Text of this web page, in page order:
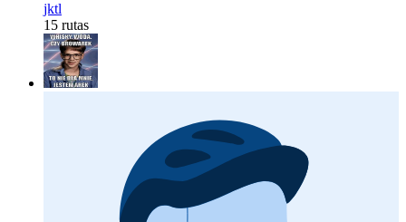
jktl
15 rutas